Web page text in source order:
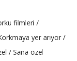
filmleri /
yer arıyor /
/ Sana özel